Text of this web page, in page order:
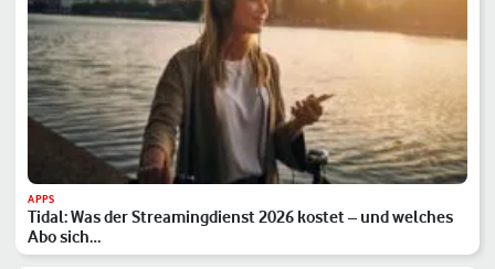
APPS
Tidal: Was der Streamingdienst 2026 kostet – und welches
Abo sich…